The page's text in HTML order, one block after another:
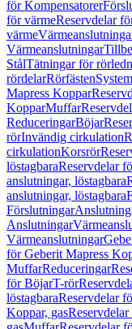
för Kompensatorer
för värmeReservdelar
värme
Värmeanslutningar
StålTätningar för
rördelarRörfästen
Mapress Koppar
KopparMuffar
ReduceringarBöjar
rörInvändig cirkulation
cirkulationKorsrör
löstagbaraReservdelar
anslutningar, löstagbara
anslutningar, löstagbara
Förslutningar
Anslutningar
Värmeanslutningar
för Geberit Mapress
MuffarReduceringar
för BöjarT-rör
löstagbaraReservdelar
Koppar, gas